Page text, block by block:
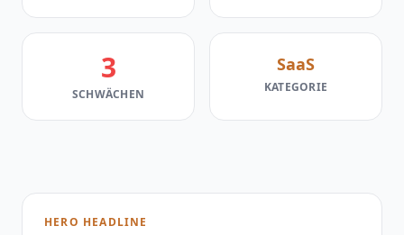
3
SCHWÄCHEN
SaaS
KATEGORIE
HERO HEADLINE